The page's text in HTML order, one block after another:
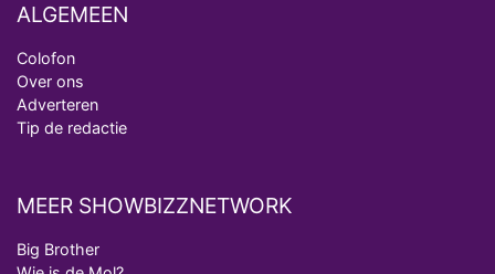
ALGEMEEN
Colofon
Over ons
Adverteren
Tip de redactie
MEER SHOWBIZZNETWORK
Big Brother